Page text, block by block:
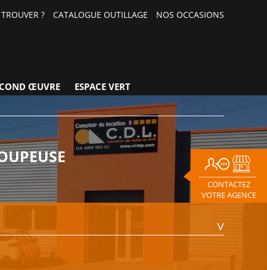
? CATALOGUE OUTILLAGE NOS OCCASIONS
ŒUVRE ESPACE VERT
CONTACTEZ
VOTRE AGENCE